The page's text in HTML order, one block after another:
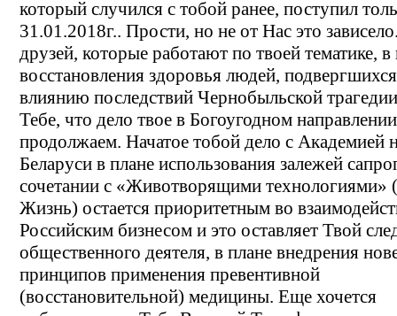
который случился с тобой ранее, поступил
31.01.2018г.. Прости, но не от Нас это
друзей, которые работают по твоей тематике, в
восстановления здоровья людей, подвергшихся
влиянию последствий Чернобыльской
Тебе, что дело твое в Богоугодном направлении
продолжаем. Начатое тобой дело с Академией
Беларуси в плане использования залежей
сочетании с «Животворящими
Жизнь) остается приоритетным во
Российским бизнесом и это оставляет Твой
общественного деятеля, в плане внедрения
принципов применения превентивной
(восстановительной) медицины. Еще хочется